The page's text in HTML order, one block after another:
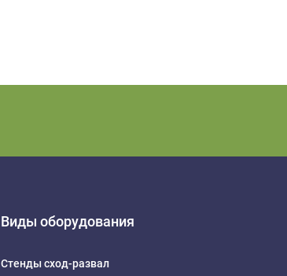
Виды оборудования
Стенды сход-развал